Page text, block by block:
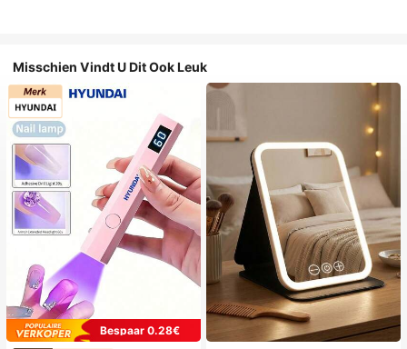
Misschien Vindt U Dit Ook Leuk
Bespaar 0.28€